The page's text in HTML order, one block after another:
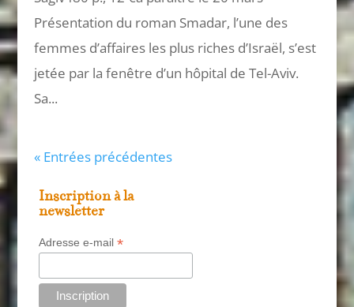
Présentation du roman Smadar, l’une des
femmes d’affaires les plus riches d’Israël, s’est
jetée par la fenêtre d’un hôpital de Tel-Aviv.
Sa...
« Entrées précédentes
Inscription à la
newsletter
Adresse e-mail *